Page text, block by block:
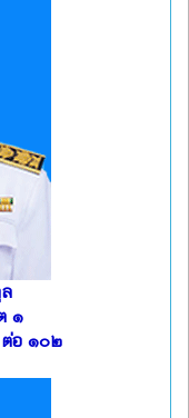
๑
อ ๑๐๒